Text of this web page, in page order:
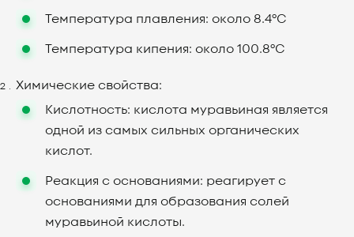
Температура плавления: около 8.4°C
Температура кипения: около 100.8°C
Химические свойства:
Кислотность: кислота муравьиная является
одной из самых сильных органических
кислот.
Реакция с основаниями: реагирует с
основаниями для образования солей
муравьиной кислоты.